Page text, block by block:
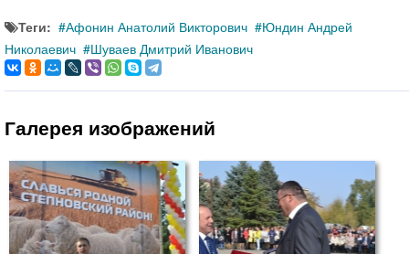
Теги: Афонин Анатолий Викторович
Юндин Андрей
Николаевич
Шуваев Дмитрий Иванович
Галерея изображений